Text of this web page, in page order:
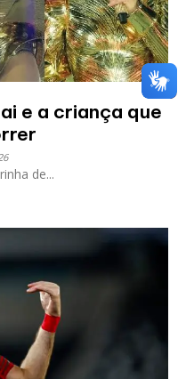
e a criança que
de...